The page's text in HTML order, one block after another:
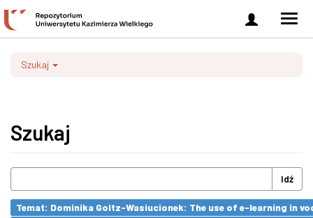
Zaloguj
się
Szukaj
Szukaj
Idź
Temat: Dominika Goltz-Wasiucionek: The use of e-learning in